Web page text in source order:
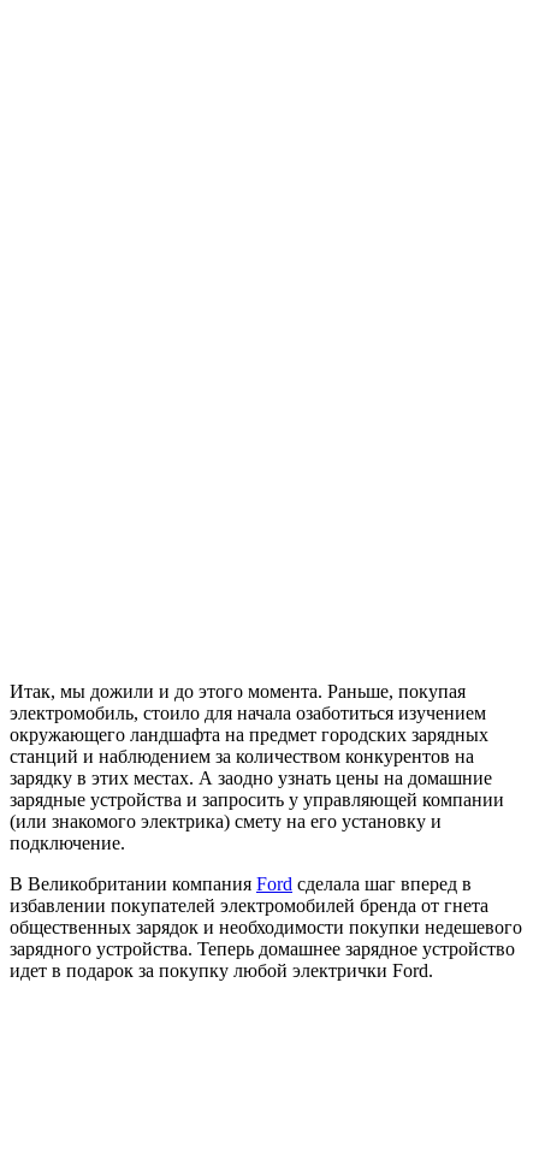
Итак, мы дожили и до этого момента. Раньше, покупая
электромобиль, стоило для начала озаботиться изучением
окружающего ландшафта на предмет городских зарядных
станций и наблюдением за количеством конкурентов на
зарядку в этих местах. А заодно узнать цены на домашние
зарядные устройства и запросить у управляющей компании
(или знакомого электрика) смету на его установку и
подключение.
В Великобритании компания Ford сделала шаг вперед в
избавлении покупателей электромобилей бренда от гнета
общественных зарядок и необходимости покупки недешевого
зарядного устройства. Теперь домашнее зарядное устройство
идет в подарок за покупку любой электрички Ford.